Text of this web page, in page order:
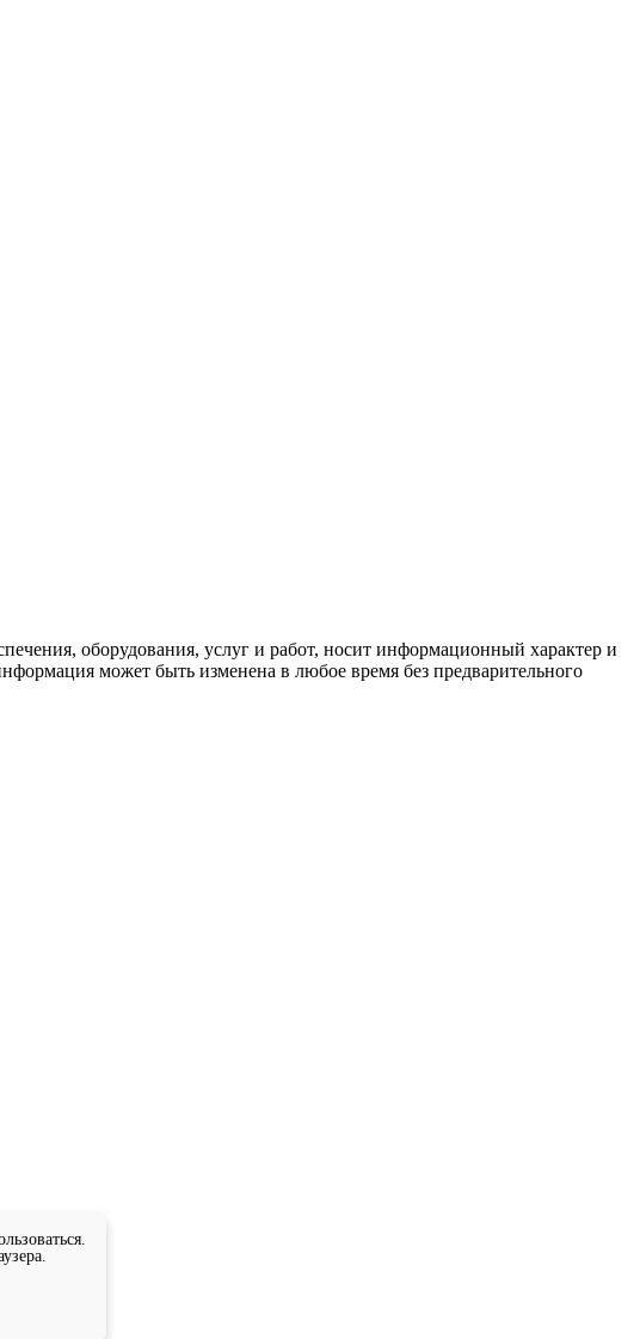
оборудования, услуг и работ, носит информационный характер и
может быть изменена в любое время без предварительного